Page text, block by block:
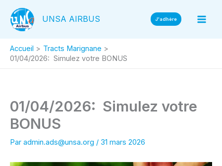
contenu
UNSA AIRBUS J'adhère
Accueil
Tracts Marignane
01/04/2026: Simulez votre BONUS
01/04/2026: Simulez votre
BONUS
Par admin.ads@unsa.org / 31 mars 2026